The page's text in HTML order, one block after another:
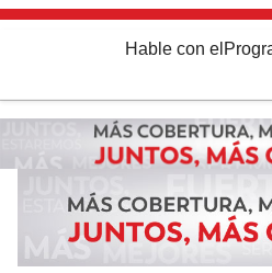
Hable con el